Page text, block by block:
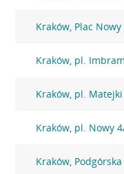
Kraków, Plac Nowy
Kraków, pl.
Kraków, pl.
Kraków, pl. Nowy
Kraków,